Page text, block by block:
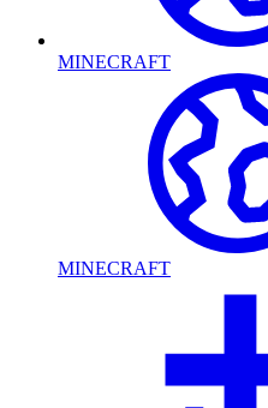
MINECRAFT
MINECRAFT